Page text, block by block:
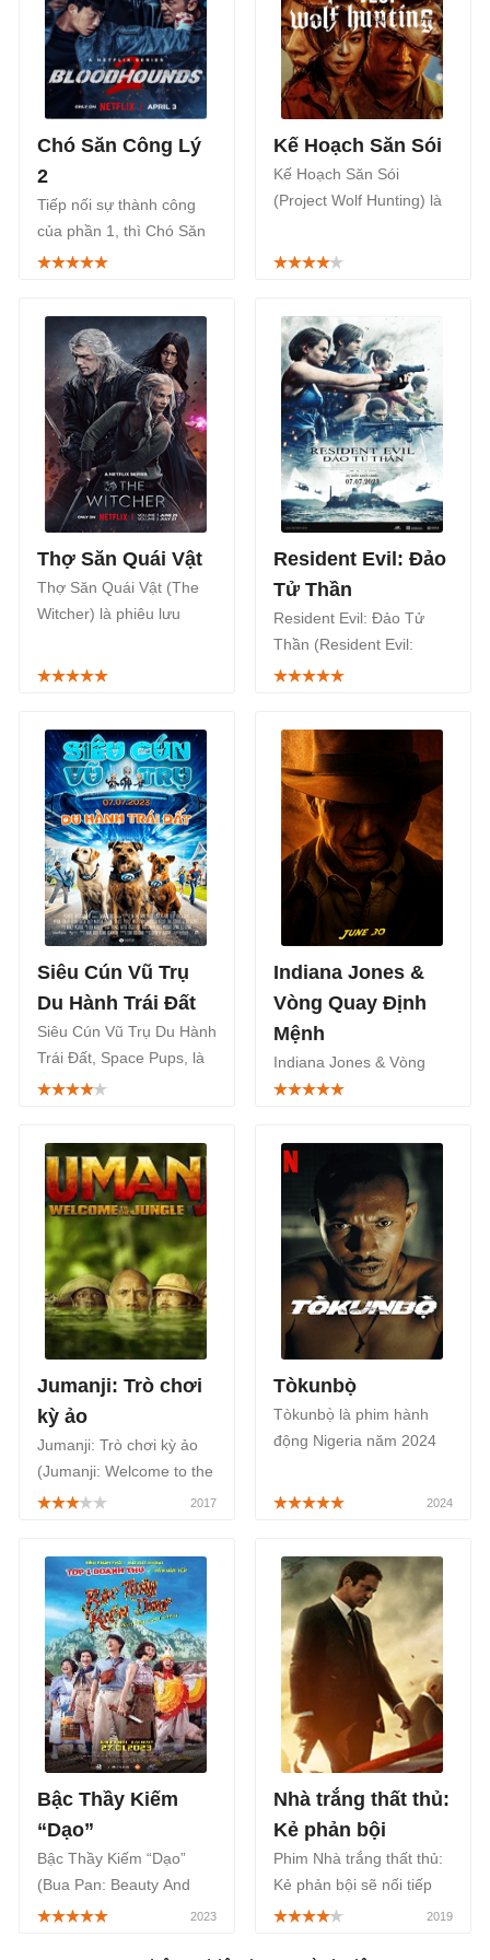
Chó Săn Công Lý
2
Tiếp nối sự thành công
của phần 1, thì Chó Săn
Công Lý (Bloodhounds)
trên Netflix, bắt đầu từ
ngày 04/03/2026.
Kế Hoạch Săn Sói
Kế Hoạch Săn Sói
(Project Wolf Hunting) là
thuộc thể loại phiêu lưu
Netflix bắt đầu từ ngày
14/04/2023.
Thợ Săn Quái Vật
Thợ Săn Quái Vật (The
Witcher) là phiêu lưu
được phát hành bởi
Resident Evil: Đảo
Tử Thần
Resident Evil: Đảo Tử
Thần (Resident Evil:
Death Island) là một bộ
phiêu lưu, hành động
được lấy bối cảnh trong
cùng vũ trụ với các trò
chơi điện tử Resident Evil
và công chiếu tại các rạp
chiếu phim trên toàn
quốc bắt đầu từ ngày
07/07/2023.
Siêu Cún Vũ Trụ
Du Hành Trái Đất
Siêu Cún Vũ Trụ Du Hành
Trái Đất, Space Pups, là
bộ phim phiêu lưu gia
7/7.
Indiana Jones &
Vòng Quay Định
Mệnh
Indiana Jones & Vòng
Quay Định Mệnh, Indiana
Destiny, là bộ phim phiêu
lưu hành động Mỹ năm
2023 công chiếu từ ngày
29/6.
Jumanji: Trò chơi
kỳ ảo
Jumanji: Trò chơi kỳ ảo
(Jumanji: Welcome to the
Jungle) là phim phiêu lưu
tưởng độc đáo.
Tòkunbọ̀
Tòkunbọ̀ là phim hành
động Nigeria năm 2024
quyền từ ngày 23/8, xoay
Bậc Thầy Kiếm
“Dạo”
Bậc Thầy Kiếm “Dạo”
(Bua Pan: Beauty And
The Blade) là một bộ
Nhà trắng thất thủ:
Kẻ phản bội
Phim Nhà trắng thất thủ:
Kẻ phản bội sẽ nối tiếp
mạch truyện của Nhà